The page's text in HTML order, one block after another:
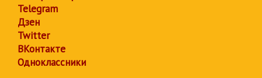
Telegram
Дзен
Twitter
ВКонтакте
Одноклассники